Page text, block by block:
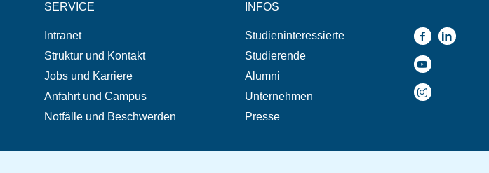
SERVICE
Intranet
Struktur und Kontakt
Jobs und Karriere
Anfahrt und Campus
Notfälle und Beschwerden
INFOS
Studieninteressierte
Studierende
Alumni
Unternehmen
Presse